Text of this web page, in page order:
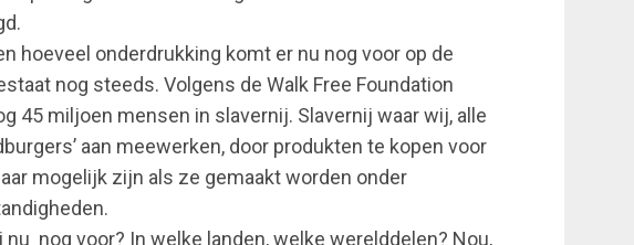
hoeveel onderdrukking komt er nu nog voor op de
nog steeds. Volgens de Walk Free Foundation
45 miljoen mensen in slavernij. Slavernij waar wij, alle
aan meewerken, door produkten te kopen voor
mogelijk zijn als ze gemaakt worden onder
nog voor? In welke landen, welke werelddelen? Nou,